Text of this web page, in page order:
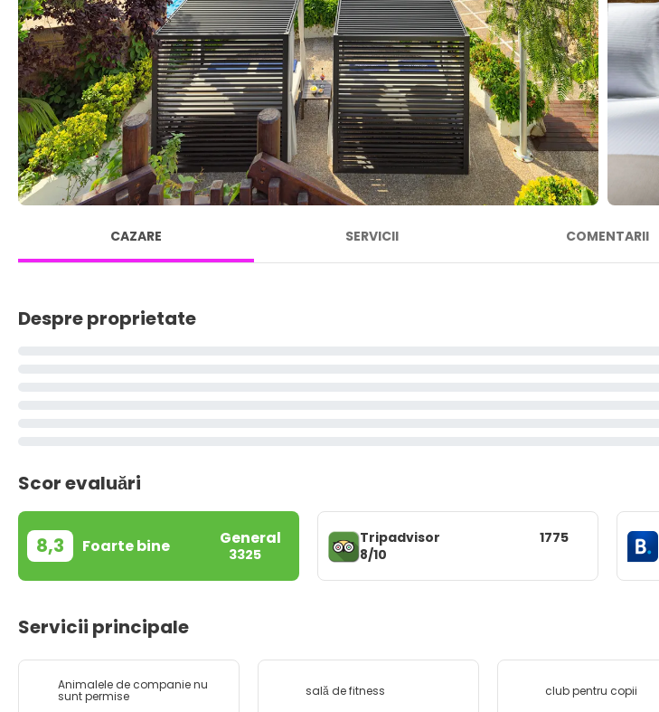
CAZARE SERVICII COMENTARII
Despre proprietate
Scor evaluări
8,3 Foarte bine General
3325
Tripadvisor
8/10
1775
Servicii principale
Animalele de companie nu
sunt permise sală de fitness club pentru copii